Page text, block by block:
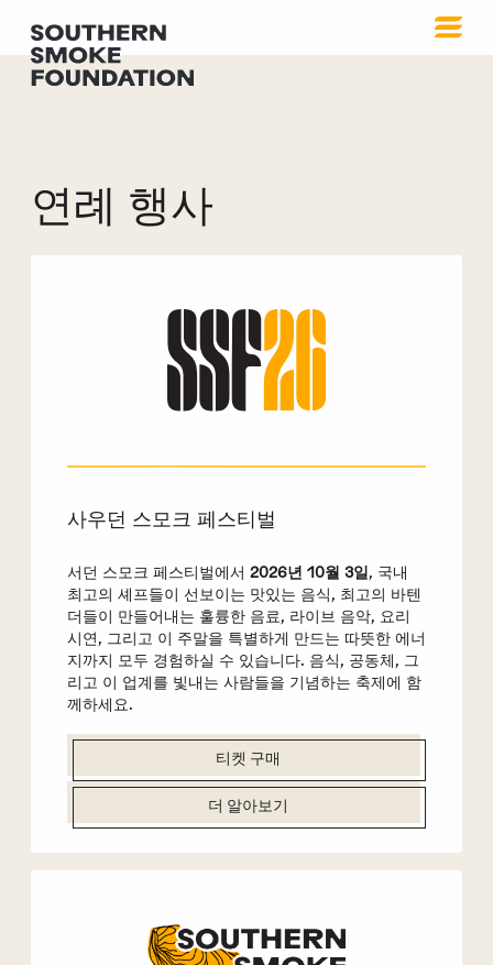
연례 행사
사우던 스모크 페스티벌
서던 스모크 페스티벌에서 2026년 10월 3일, 국내
최고의 셰프들이 선보이는 맛있는 음식, 최고의 바텐
더들이 만들어내는 훌륭한 음료, 라이브 음악, 요리
시연, 그리고 이 주말을 특별하게 만드는 따뜻한 에너
지까지 모두 경험하실 수 있습니다. 음식, 공동체, 그
리고 이 업계를 빛내는 사람들을 기념하는 축제에 함
께하세요.
티켓 구매
더 알아보기